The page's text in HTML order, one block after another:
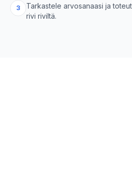
3
Tarkastele arvosanaasi ja
rivi riviltä.